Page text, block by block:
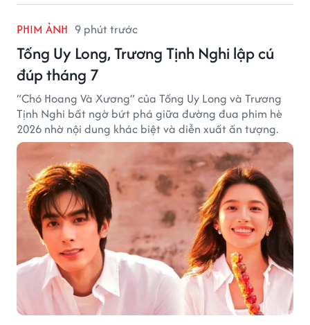
PHIM ẢNH 9 phút trước
Tống Uy Long, Trương Tịnh Nghi lập cú
đúp tháng 7
“Chó Hoang Và Xương” của Tống Uy Long và Trương
Tịnh Nghi bất ngờ bứt phá giữa đường đua phim hè
2026 nhờ nội dung khác biệt và diễn xuất ấn tượng.